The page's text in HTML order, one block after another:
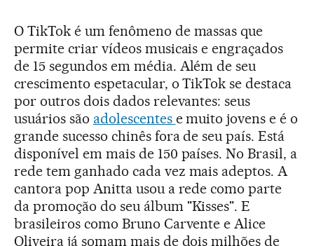
O TikTok é um fenômeno de massas que
permite criar vídeos musicais e engraçados
de 15 segundos em média. Além de seu
crescimento espetacular, o TikTok se destaca
por outros dois dados relevantes: seus
usuários são adolescentes e muito jovens e é o
grande sucesso chinês fora de seu país. Está
disponível em mais de 150 países. No Brasil, a
rede tem ganhado cada vez mais adeptos. A
cantora pop Anitta usou a rede como parte
da promoção do seu álbum "Kisses". E
brasileiros como Bruno Carvente e Alice
Oliveira já somam mais de dois milhões de